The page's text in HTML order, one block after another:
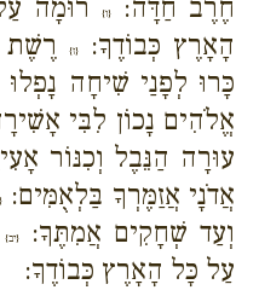
חֶרֶב חַדָּה:
{ו}
רוּמָה
הָאָרֶץ כְּבוֹדֶךָ:
{ז}
רֶשֶׁת
כָּרוּ לְפָנַי שִׁיחָה
אֱלֹהִים נָכוֹן לִבִּי
עוּרָה הַנֵּבֶל וְכִנּוֹר
אֲדֹנָי אֲזַמֶּרְךָ בַּלְאֻמִּים:
וְעַד שְׁחָקִים אֲמִתֶּךָ:{יב}
עַל כָּל הָאָרֶץ כְּבוֹדֶךָ: